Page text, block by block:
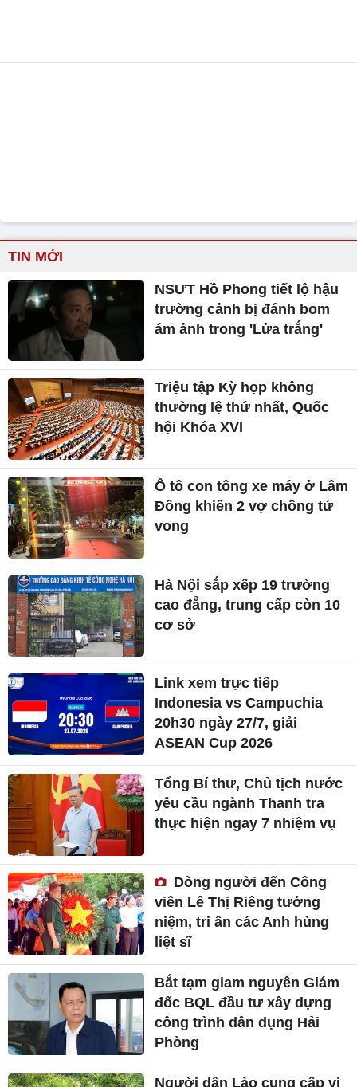
TIN MỚI
NSƯT Hồ Phong tiết lộ hậu
trường cảnh bị đánh bom
ám ảnh trong 'Lửa trắng'
Triệu tập Kỳ họp không
thường lệ thứ nhất, Quốc
hội Khóa XVI
Ô tô con tông xe máy ở Lâm
Đồng khiến 2 vợ chồng tử
vong
Hà Nội sắp xếp 19 trường
cao đẳng, trung cấp còn 10
cơ sở
Link xem trực tiếp
Indonesia vs Campuchia
20h30 ngày 27/7, giải
ASEAN Cup 2026
Tổng Bí thư, Chủ tịch nước
yêu cầu ngành Thanh tra
thực hiện ngay 7 nhiệm vụ
Dòng người đến Công
viên Lê Thị Riêng tưởng
niệm, tri ân các Anh hùng
liệt sĩ
Bắt tạm giam nguyên Giám
đốc BQL đầu tư xây dựng
công trình dân dụng Hải
Phòng
Người dân Lào cung cấp vị